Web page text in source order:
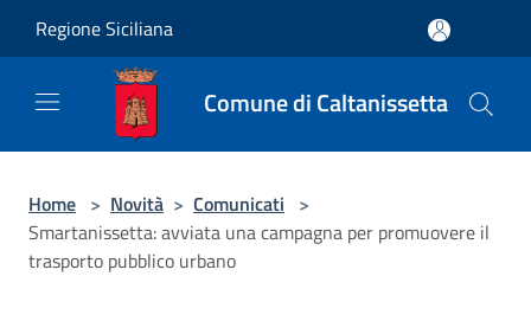
Regione Siciliana
Comune di Caltanissetta
Home > Novità > Comunicati >
Smartanissetta: avviata una campagna per promuovere il
trasporto pubblico urbano